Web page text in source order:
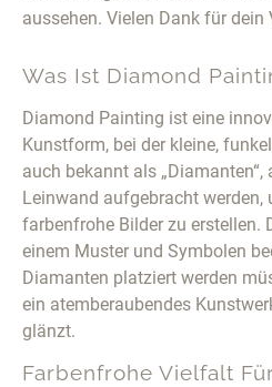
aussehen. Vielen Dank für dein
Was Ist Diamond
Diamond Painting ist eine
Kunstform, bei der kleine,
auch bekannt als
Leinwand aufgebracht werden,
farbenfrohe Bilder zu erstellen.
einem Muster und Symbolen
Diamanten platziert werden
ein atemberaubendes
glänzt.
Farbenfrohe Vielfalt